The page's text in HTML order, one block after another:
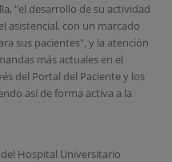
"el desarrollo de su actividad
asistencial, con un marcado
sus pacientes", y la atención
más actuales en el
del Portal del Paciente y los
así de forma activa a la
Hospital Universitario